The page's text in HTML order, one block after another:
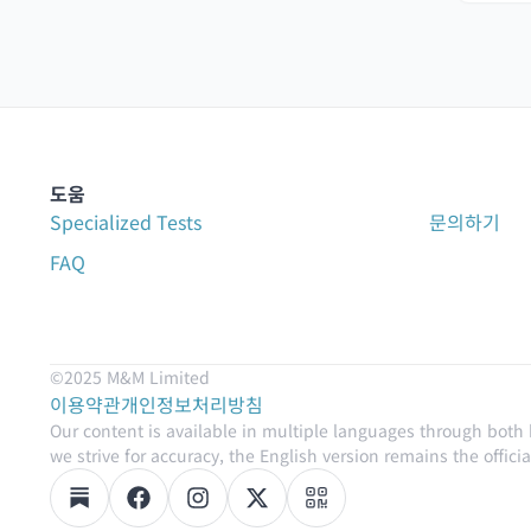
도움
Specialized Tests
문의하기
FAQ
©2025 M&M Limited
이용약관개인정보처리방침
Our content is available in multiple languages through
we strive for accuracy, the English version remains the